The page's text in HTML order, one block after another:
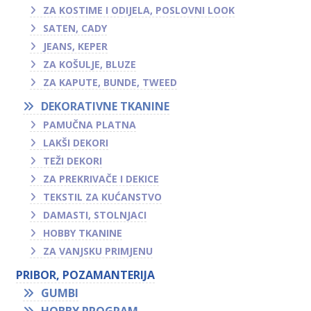
ZA KOSTIME I ODIJELA, POSLOVNI LOOK
SATEN, CADY
JEANS, KEPER
ZA KOŠULJE, BLUZE
ZA KAPUTE, BUNDE, TWEED
DEKORATIVNE TKANINE
PAMUČNA PLATNA
LAKŠI DEKORI
TEŽI DEKORI
ZA PREKRIVAČE I DEKICE
TEKSTIL ZA KUĆANSTVO
DAMASTI, STOLNJACI
HOBBY TKANINE
ZA VANJSKU PRIMJENU
PRIBOR, POZAMANTERIJA
GUMBI